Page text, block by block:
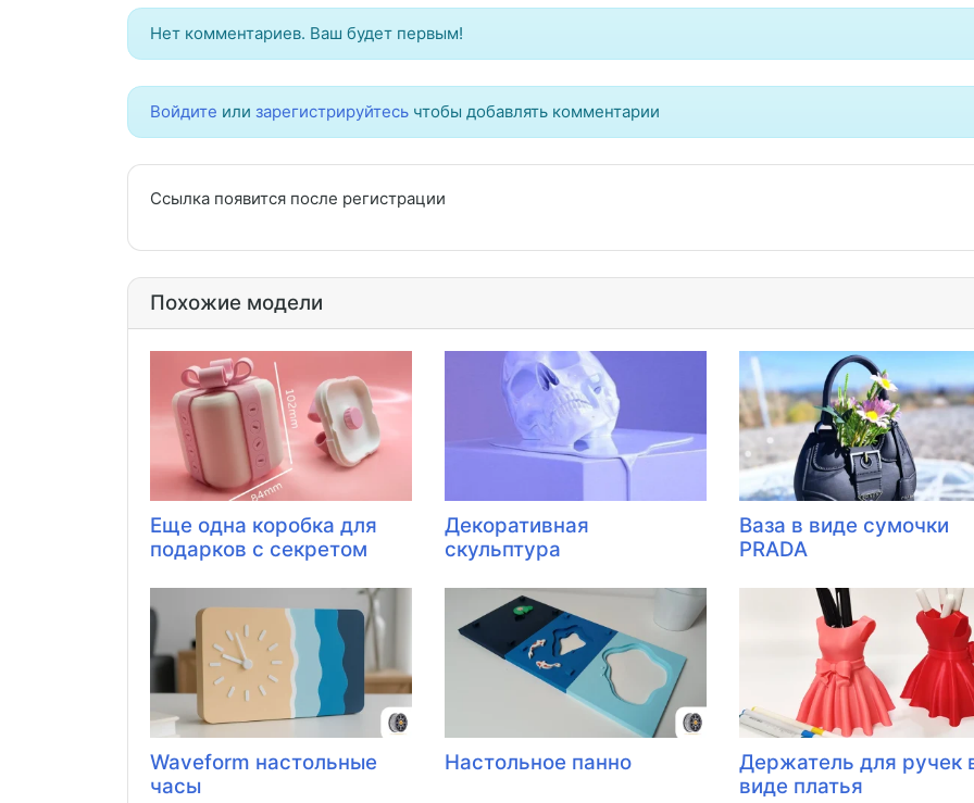
Нет комментариев. Ваш будет первым!
Войдите или зарегистрируйтесь чтобы добавлять комментарии
Ссылка появится после регистрации
Похожие модели
Еще одна коробка для
подарков с секретом
Декоративная
скульптура
Ваза в виде сумочки
PRADA
Waveform настольные
часы
Настольное панно
Держатель для ручек
виде платья